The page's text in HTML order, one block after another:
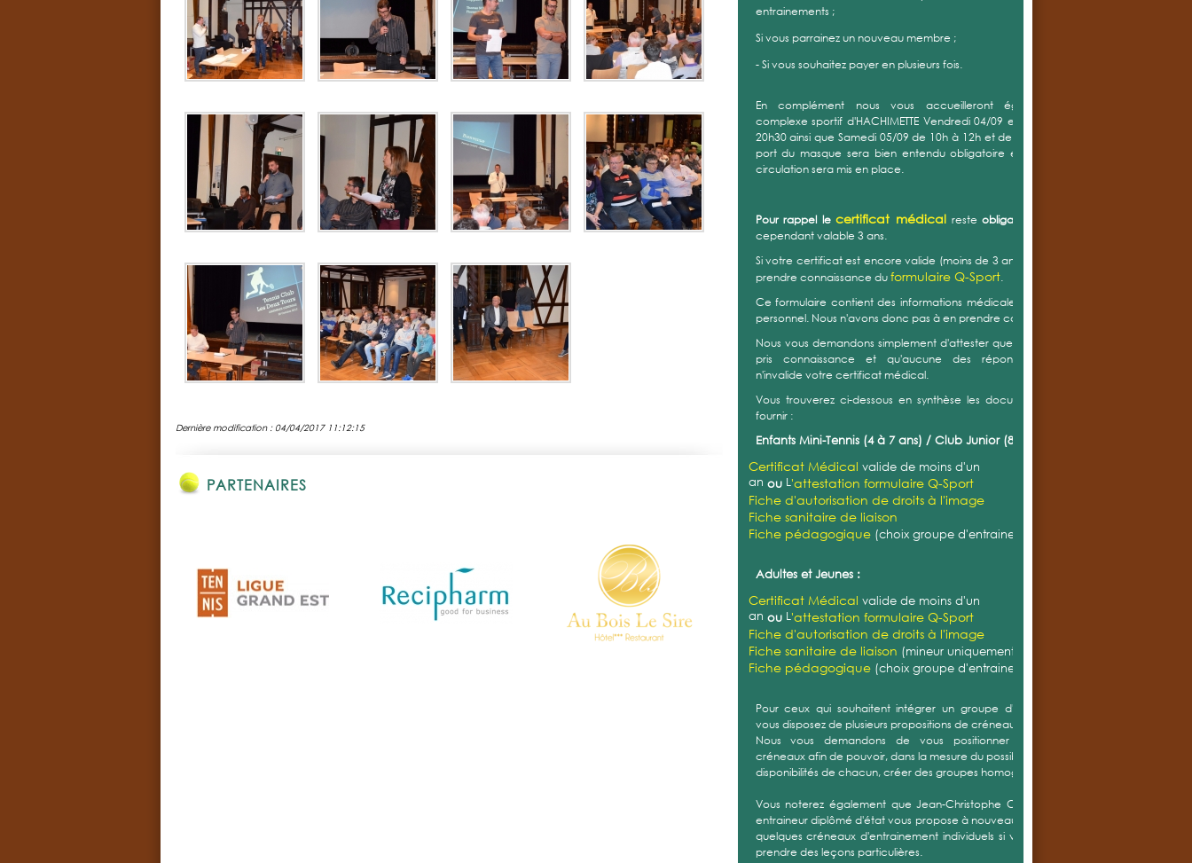
Dernière modification : 04/04/2017 11:12:15
PARTENAIRES
entrainements ;
Si vous parrainez un nouveau membre ;
- Si vous souhaitez payer en plusieurs fois.
En complément nous vous accueilleront également au
complexe sportif d'HACHIMETTE Vendredi 04/09 entre 17h30 et
20h30 ainsi que Samedi 05/09 de 10h à 12h et de 14h à 16h. Le
port du masque sera bien entendu obligatoire et un sens de
circulation sera mis en place.
Pour rappel lecertificat médical resteobligatoire
cependant valable 3 ans.
Si votre certificat est encore valide (moins de 3 ans) vous devez
prendre connaissance duformulaire Q-Sport.
Ce formulaire contient des informations médicales et est donc
personnel. Nous n'avons donc pas à en prendre connaissance.
Nous vous demandons simplement d'attester que vous en avez
pris connaissance et qu'aucune des réponses (positive)
n'invalide votre certificat médical.
Vous trouverez ci-dessous en synthèse les documents à nous
fournir :
Enfants Mini-Tennis (4 à 7 ans) / Club Junior (8 à 13 ans) :
Certificat Médical valide de moins d'un
an ouL'attestation formulaire Q-Sport
Fiche d'autorisation de droits à l'image
Fiche sanitaire de liaison
Fiche pédagogique(choix groupe d'entrainement)
Adultes et Jeunes :
Certificat Médical valide de moins d'un
an ouL'attestation formulaire Q-Sport
Fiche d'autorisation de droits à l'image
Fiche sanitaire de liaison (mineur uniquement)
Fiche pédagogique(choix groupe d'entrainement)
Pour ceux qui souhaitent intégrer un groupe d'entrainement,
vous disposez de plusieurs propositions de créneaux.
Nous vous demandons de vous positionner sur plusieurs
créneaux afin de pouvoir, dans la mesure du possible et selon les
disponibilités de chacun, créer des groupes homogènes.
Vous noterez également que Jean-Christophe CORDIER notre
entraineur diplômé d'état vous propose à nouveau cette année
quelques créneaux d'entrainement individuels si vous souhaitez
prendre des leçons particulières.